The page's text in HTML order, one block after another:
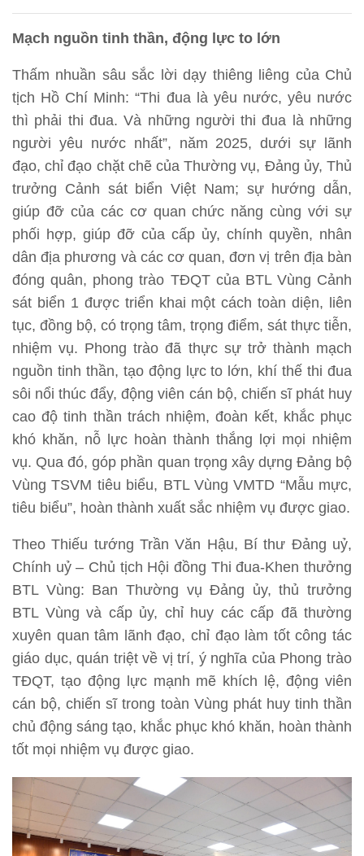
Mạch nguồn tinh thần, động lực to lớn
Thấm nhuần sâu sắc lời dạy thiêng liêng của Chủ
tịch Hồ Chí Minh: “Thi đua là yêu nước, yêu nước
thì phải thi đua. Và những người thi đua là những
người yêu nước nhất”, năm 2025, dưới sự lãnh
đạo, chỉ đạo chặt chẽ của Thường vụ, Đảng ủy, Thủ
trưởng Cảnh sát biển Việt Nam; sự hướng dẫn,
giúp đỡ của các cơ quan chức năng cùng với sự
phối hợp, giúp đỡ của cấp ủy, chính quyền, nhân
dân địa phương và các cơ quan, đơn vị trên địa bàn
đóng quân, phong trào TĐQT của BTL Vùng Cảnh
sát biển 1 được triển khai một cách toàn diện, liên
tục, đồng bộ, có trọng tâm, trọng điểm, sát thực tiễn,
nhiệm vụ. Phong trào đã thực sự trở thành mạch
nguồn tinh thần, tạo động lực to lớn, khí thế thi đua
sôi nổi thúc đẩy, động viên cán bộ, chiến sĩ phát huy
cao độ tinh thần trách nhiệm, đoàn kết, khắc phục
khó khăn, nỗ lực hoàn thành thắng lợi mọi nhiệm
vụ. Qua đó, góp phần quan trọng xây dựng Đảng bộ
Vùng TSVM tiêu biểu, BTL Vùng VMTD “Mẫu mực,
tiêu biểu”, hoàn thành xuất sắc nhiệm vụ được giao.
Theo Thiếu tướng Trần Văn Hậu, Bí thư Đảng uỷ,
Chính uỷ – Chủ tịch Hội đồng Thi đua-Khen thưởng
BTL Vùng: Ban Thường vụ Đảng ủy, thủ trưởng
BTL Vùng và cấp ủy, chỉ huy các cấp đã thường
xuyên quan tâm lãnh đạo, chỉ đạo làm tốt công tác
giáo dục, quán triệt về vị trí, ý nghĩa của Phong trào
TĐQT, tạo động lực mạnh mẽ khích lệ, động viên
cán bộ, chiến sĩ trong toàn Vùng phát huy tinh thần
chủ động sáng tạo, khắc phục khó khăn, hoàn thành
tốt mọi nhiệm vụ được giao.